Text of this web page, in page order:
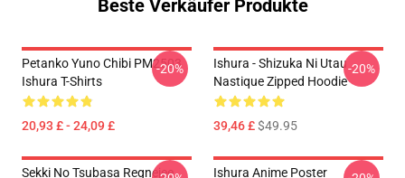
Beste Verkäufer Produkte
Petanko Yuno Chibi PM2503
Ishura T-Shirts
20,93 £ - 24,09 £
-20%
Ishura - Shizuka Ni Utau
Nastique Zipped Hoodie
39,46 £$49.95
-20%
Sekki No Tsubasa Regnejee
Ishura Anime Poster